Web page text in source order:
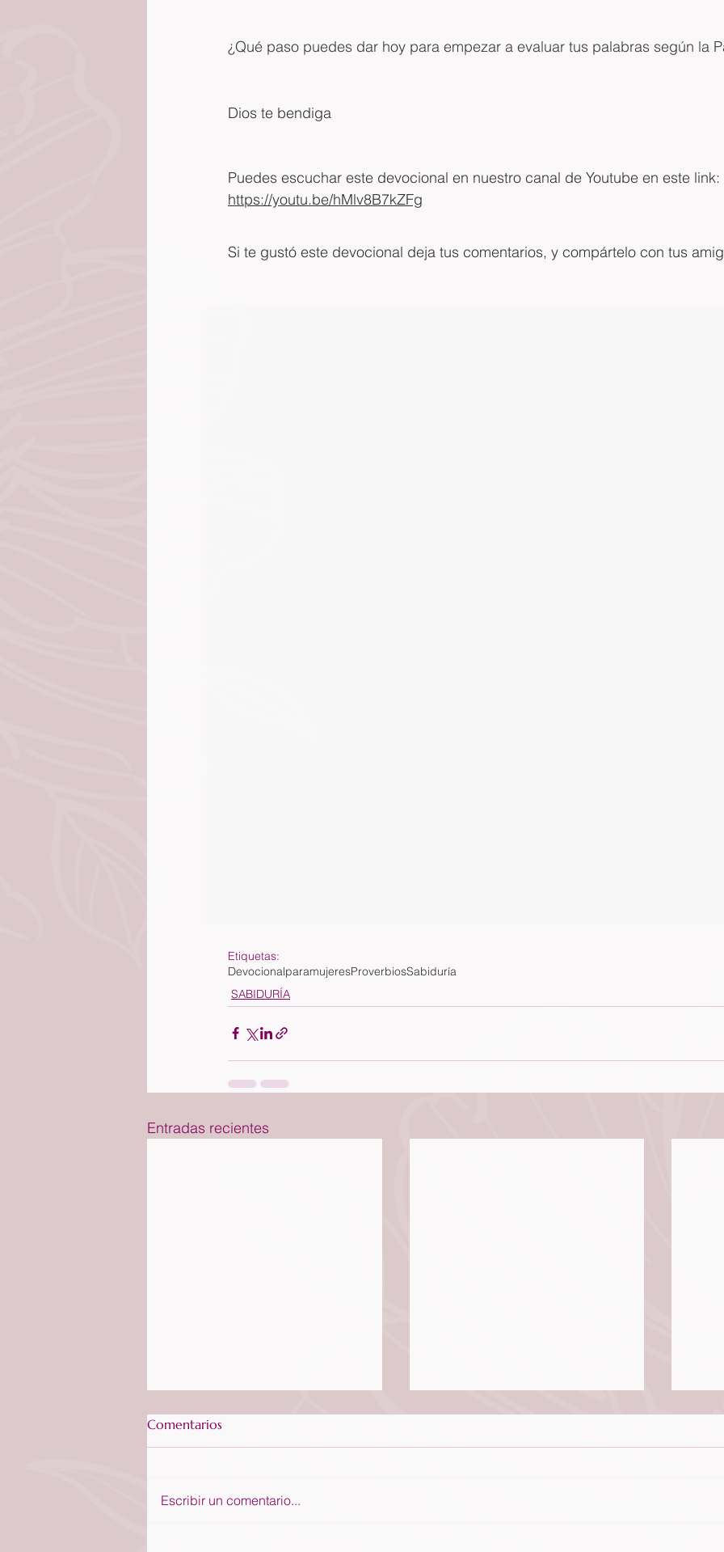
¿Qué paso puedes dar hoy para empezar a evaluar tus palabras según la
Dios te bendiga
Puedes escuchar este devocional en nuestro canal de Youtube en este link:
https://youtu.be/hMlv8B7kZFg
Si te gustó este devocional deja tus comentarios, y compártelo con tus
Etiquetas:
DevocionalparamujeresProverbiosSabiduría
SABIDURÍA
Entradas recientes
Comentarios
Escribir un comentario...